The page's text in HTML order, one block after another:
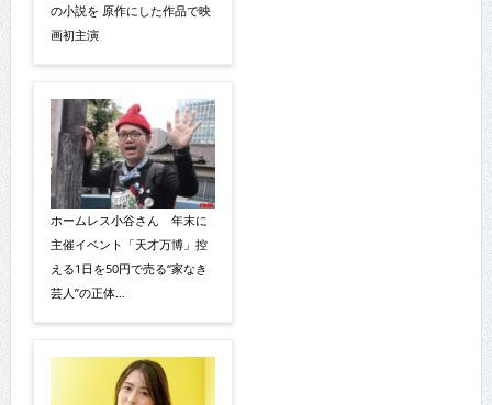
の小説を 原作にした作品で映
画初主演
ホームレス小谷さん 年末に
主催イベント「天才万博」控
える1日を50円で売る“家なき
芸人”の正体…